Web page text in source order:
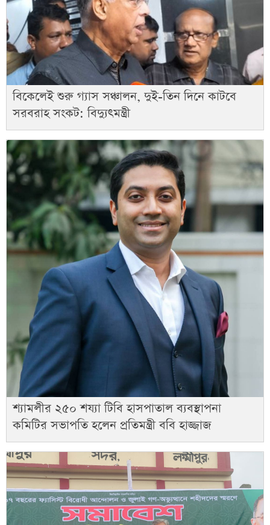
বিকেলেই শুরু গ্যাস সঞ্চালন, দুই-তিন দিনে কাটবে
সরবরাহ সংকট: বিদ্যুৎমন্ত্রী
শ্যামলীর ২৫০ শয্যা টিবি হাসপাতাল ব্যবস্থাপনা
কমিটির সভাপতি হলেন প্রতিমন্ত্রী ববি হাজ্জাজ